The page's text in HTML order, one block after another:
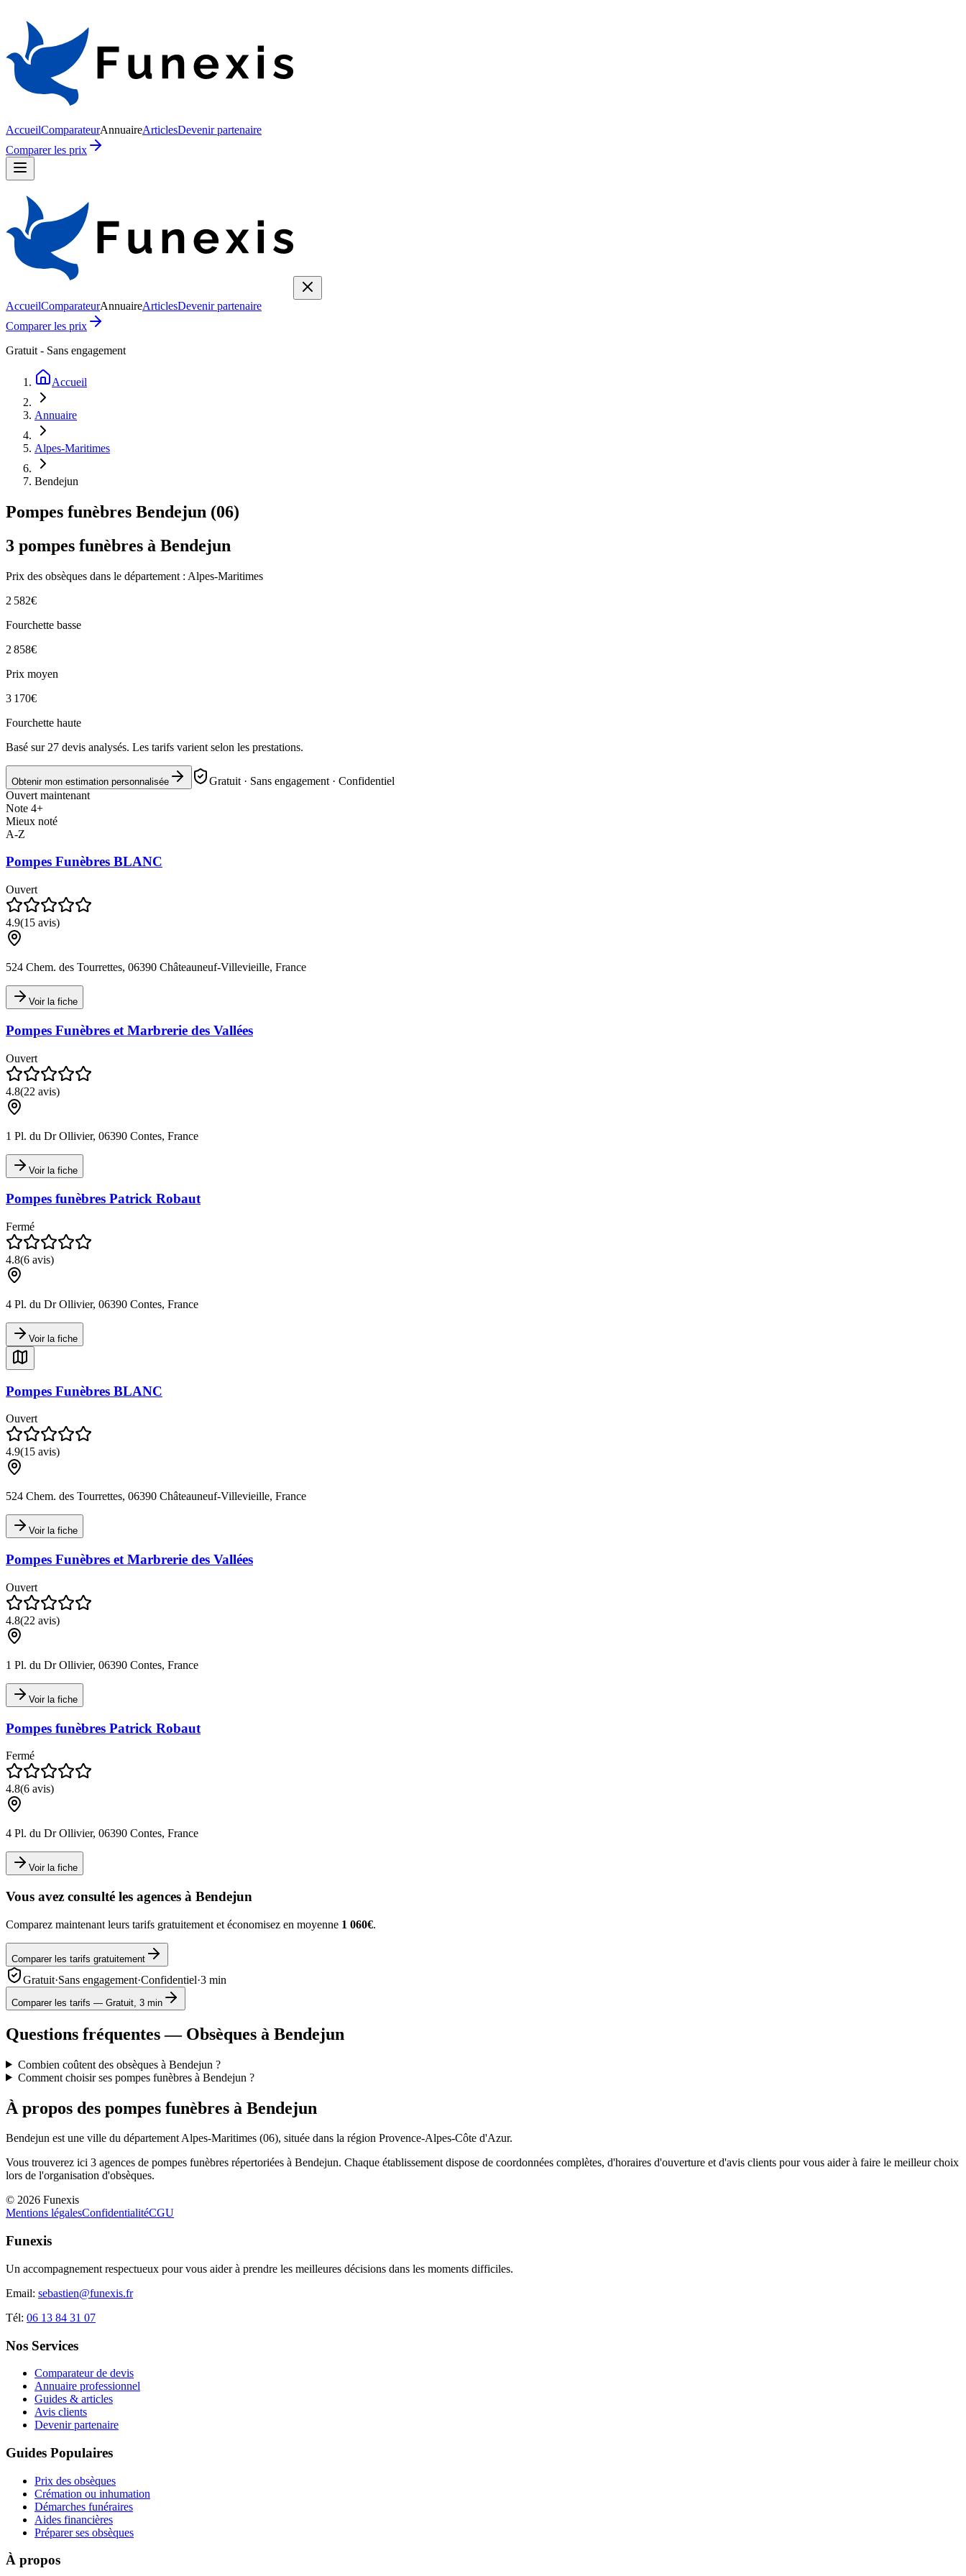
AccueilComparateurAnnuaireArticlesDevenir partenaire
Comparer les prix
AccueilComparateurAnnuaireArticlesDevenir partenaire
Comparer les prix
Gratuit - Sans engagement
Accueil
Annuaire
Alpes-Maritimes
Bendejun
Pompes funèbres Bendejun (06)
3 pompes funèbres à Bendejun
Prix des obsèques dans le département : Alpes-Maritimes
2 582€
Fourchette basse
2 858€
Prix moyen
3 170€
Fourchette haute
Basé sur 27 devis analysés. Les tarifs varient selon les prestations.
Obtenir mon estimation personnalisée
Gratuit · Sans engagement · Confidentiel
Ouvert maintenant
Note 4+
Mieux noté
A-Z
Pompes Funèbres BLANC
Ouvert
4.9(15 avis)
524 Chem. des Tourrettes, 06390 Châteauneuf-Villevieille, France
Voir la fiche
Pompes Funèbres et Marbrerie des Vallées
Ouvert
4.8(22 avis)
1 Pl. du Dr Ollivier, 06390 Contes, France
Voir la fiche
Pompes funèbres Patrick Robaut
Fermé
4.8(6 avis)
4 Pl. du Dr Ollivier, 06390 Contes, France
Voir la fiche
Pompes Funèbres BLANC
Ouvert
4.9(15 avis)
524 Chem. des Tourrettes, 06390 Châteauneuf-Villevieille, France
Voir la fiche
Pompes Funèbres et Marbrerie des Vallées
Ouvert
4.8(22 avis)
1 Pl. du Dr Ollivier, 06390 Contes, France
Voir la fiche
Pompes funèbres Patrick Robaut
Fermé
4.8(6 avis)
4 Pl. du Dr Ollivier, 06390 Contes, France
Voir la fiche
Vous avez consulté les agences à Bendejun
Comparez maintenant leurs tarifs gratuitement et économisez en moyenne 1 060€.
Comparer les tarifs gratuitement
Gratuit·Sans engagement·Confidentiel·3 min
Comparer les tarifs — Gratuit, 3 min
Questions fréquentes — Obsèques à Bendejun
Combien coûtent des obsèques à Bendejun ?
Comment choisir ses pompes funèbres à Bendejun ?
À propos des pompes funèbres à Bendejun
Bendejun est une ville du départementAlpes-Maritimes (06), située dans la région Provence-Alpes-Côte d'Azur.
Vous trouverez ici 3 agences de pompes funèbres répertoriées à Bendejun. Chaque établissement dispose de coordonnées complètes, d'horaires d'ouverture et d'avis clients pour vous aider à faire le meilleur choix
lors de l'organisation d'obsèques.
© 2026 Funexis
Mentions légalesConfidentialitéCGU
Funexis
Un accompagnement respectueux pour vous aider à prendre les meilleures décisions dans les moments difficiles.
Email: sebastien@funexis.fr
Tél: 06 13 84 31 07
Nos Services
Comparateur de devis
Annuaire professionnel
Guides & articles
Avis clients
Devenir partenaire
Guides Populaires
Prix des obsèques
Crémation ou inhumation
Démarches funéraires
Aides financières
Préparer ses obsèques
À propos